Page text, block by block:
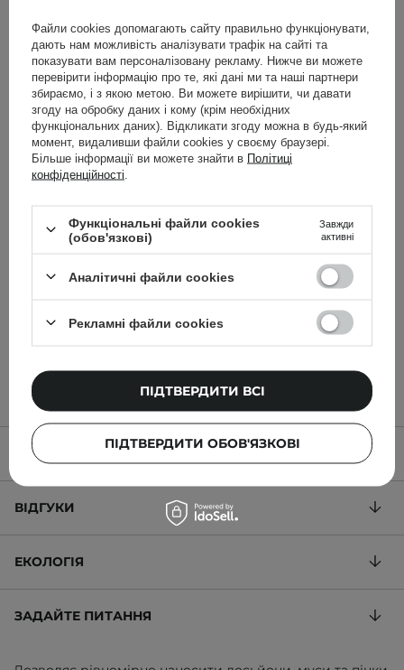
Veoli Botanica - Пілінг-
рукавичка для тіла - I
gLOVE PEEL
Azure Tan - Pre Glow Tan
Exfoliating Mitt - Пілінг-
рукавичка
ОПИС ТОВАРУ
ВІДГУКИ
ЕКОЛОГІЯ
ЗАДАЙТЕ ПИТАННЯ
Файли cookies допомагають сайту правильно функціонувати,
дають нам можливість аналізувати трафік на сайті та
показувати вам персоналізовану рекламу. Нижче ви можете
перевірити інформацію про те, які дані ми та наші партнери
збираємо, і з якою метою. Ви можете вирішити, чи давати
згоду на обробку даних і кому (крім необхідних
функціональних даних). Відкликати згоду можна в будь-який
момент, видаливши файли cookies у своєму браузері.
Більше інформації ви можете знайти в Політиці
конфіденційності
Функціональні файли cookies
(обов'язкові)
Завжди
активні
Аналітичні файли cookies
Рекламні файли cookies
ПІДТВЕРДИТИ ОБОВ'ЯЗКОВІ
ПІДТВЕРДИТИ ВСІ